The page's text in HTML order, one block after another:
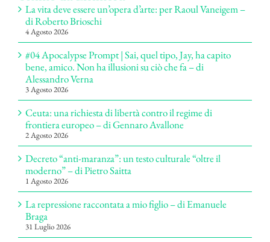
La vita deve essere un’opera d’arte: per Raoul Vaneigem –
di Roberto Brioschi
4 Agosto 2026
#04 Apocalypse Prompt | Sai, quel tipo, Jay, ha capito
bene, amico. Non ha illusioni su ciò che fa – di
Alessandro Verna
3 Agosto 2026
Ceuta: una richiesta di libertà contro il regime di
frontiera europeo – di Gennaro Avallone
2 Agosto 2026
Decreto “anti-maranza”: un testo culturale “oltre il
moderno” – di Pietro Saitta
1 Agosto 2026
La repressione raccontata a mio figlio – di Emanuele
Braga
31 Luglio 2026